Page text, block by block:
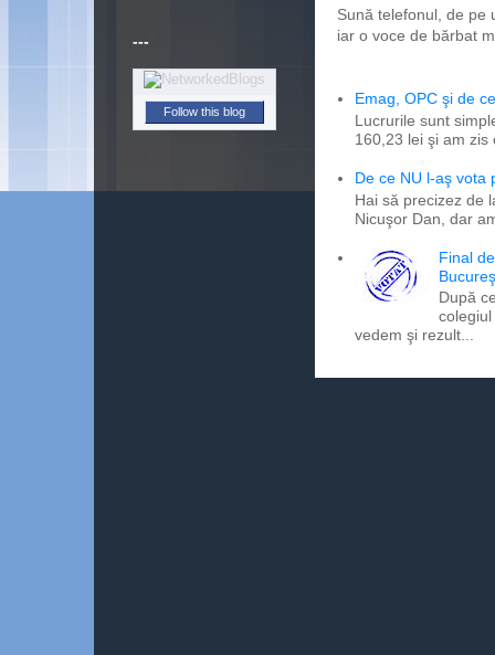
Sună telefonul, de pe
iar o voce de bărbat
Emag, OPC şi de
Lucrurile sunt
160,23 lei şi am
De ce NU l-aş vota
Hai să precizez de
Nicuşor Dan, dar
Final
După
vedem şi rezult...
---
Follow this blog